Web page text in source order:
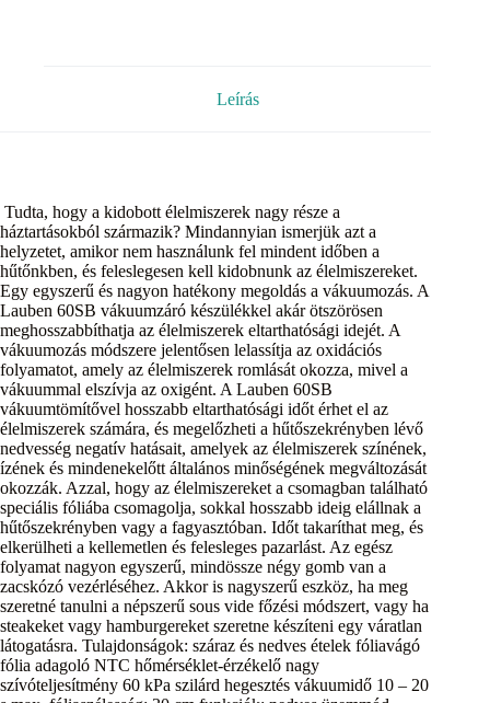
Leírás
Tudta, hogy a kidobott élelmiszerek nagy része a
háztartásokból származik? Mindannyian ismerjük azt a
helyzetet, amikor nem használunk fel mindent időben a
hűtőnkben, és feleslegesen kell kidobnunk az élelmiszereket.
Egy egyszerű és nagyon hatékony megoldás a vákuumozás. A
Lauben 60SB vákuumzáró készülékkel akár ötszörösen
meghosszabbíthatja az élelmiszerek eltarthatósági idejét. A
vákuumozás módszere jelentősen lelassítja az oxidációs
folyamatot, amely az élelmiszerek romlását okozza, mivel a
vákuummal elszívja az oxigént. A Lauben 60SB
vákuumtömítővel hosszabb eltarthatósági időt érhet el az
élelmiszerek számára, és megelőzheti a hűtőszekrényben lévő
nedvesség negatív hatásait, amelyek az élelmiszerek színének,
ízének és mindenekelőtt általános minőségének megváltozását
okozzák. Azzal, hogy az élelmiszereket a csomagban található
speciális fóliába csomagolja, sokkal hosszabb ideig elállnak a
hűtőszekrényben vagy a fagyasztóban. Időt takaríthat meg, és
elkerülheti a kellemetlen és felesleges pazarlást. Az egész
folyamat nagyon egyszerű, mindössze négy gomb van a
zacskózó vezérléséhez. Akkor is nagyszerű eszköz, ha meg
szeretné tanulni a népszerű sous vide főzési módszert, vagy ha
steakeket vagy hamburgereket szeretne készíteni egy váratlan
látogatásra. Tulajdonságok: száraz és nedves ételek fóliavágó
fólia adagoló NTC hőmérséklet-érzékelő nagy
szívóteljesítmény 60 kPa szilárd hegesztés vákuumidő 10 – 20